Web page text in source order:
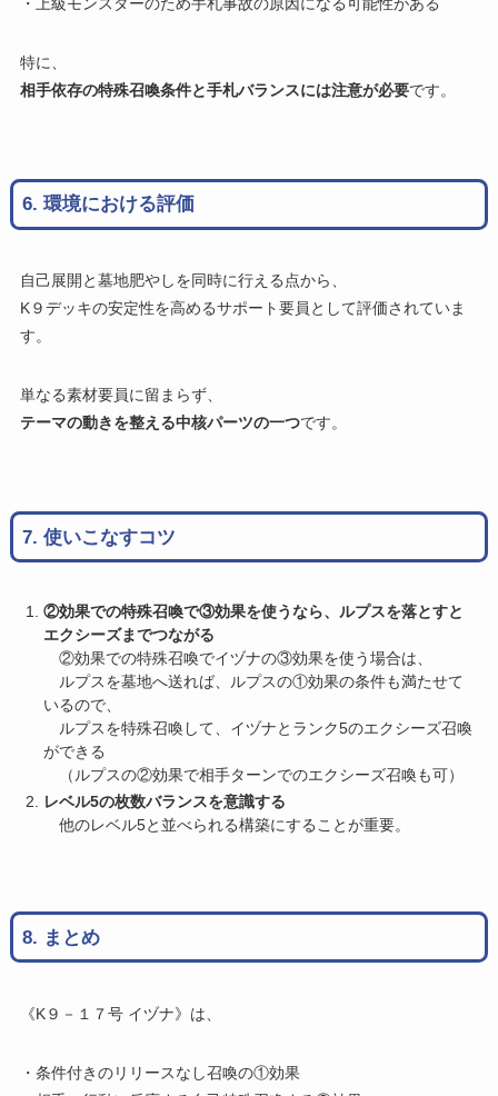
特に、
相手依存の特殊召喚条件と手札バランスには注意が必要です。
6. 環境における評価
自己展開と墓地肥やしを同時に行える点から、
K９デッキの安定性を高めるサポート要員として評価されていま
す。
単なる素材要員に留まらず、
テーマの動きを整える中核パーツの一つです。
7. 使いこなすコツ
②効果での特殊召喚で③効果を使うなら、ルプスを落とすと
エクシーズまでつながる
②効果での特殊召喚でイヅナの③効果を使う場合は、
ルプスを墓地へ送れば、ルプスの①効果の条件も満たせて
いるので、
ルプスを特殊召喚して、イヅナとランク5のエクシーズ召喚
ができる
（ルプスの②効果で相手ターンでのエクシーズ召喚も可）
レベル5の枚数バランスを意識する
他のレベル5と並べられる構築にすることが重要。
8. まとめ
《K９－１７号 イヅナ》は、
・条件付きのリリースなし召喚の①効果